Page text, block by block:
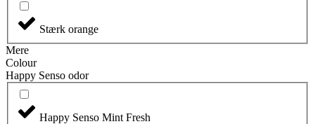
Stærk orange
Mere
Colour
Happy Senso odor
Happy Senso Mint Fresh